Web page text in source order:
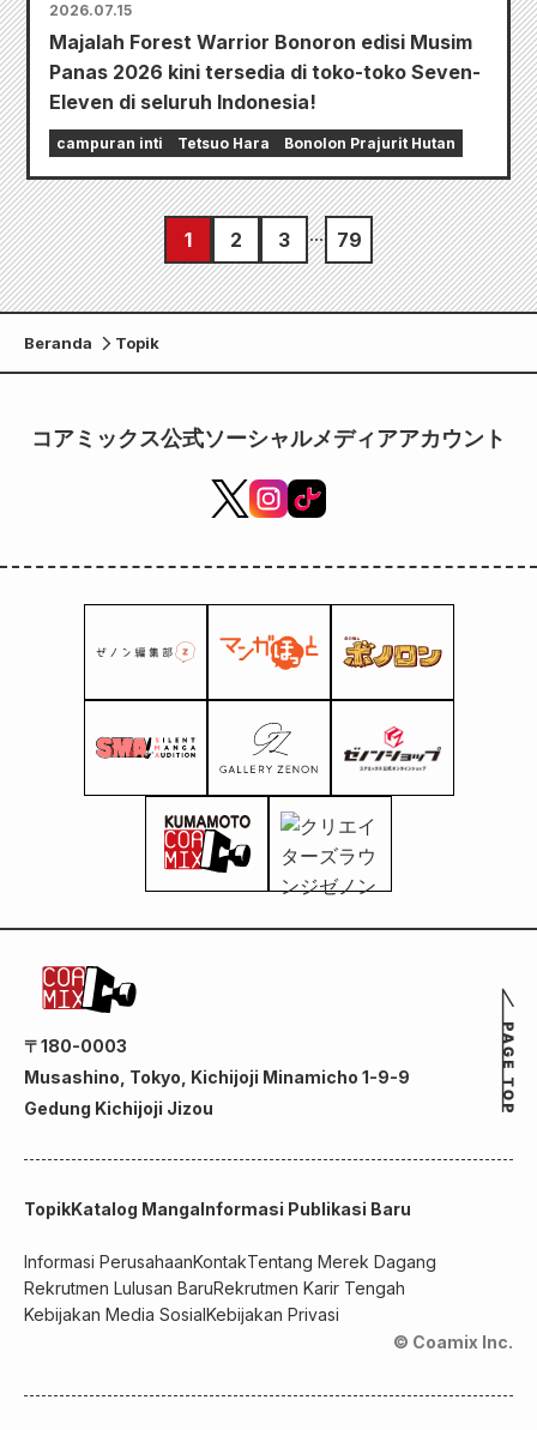
2026.07.15
Majalah Forest Warrior Bonoron edisi Musim
Panas 2026 kini tersedia di toko-toko Seven-
Eleven di seluruh Indonesia!
campuran inti Tetsuo Hara Bonolon Prajurit Hutan
1 2 3 79
Beranda Topik
コアミックス公式ソーシャルメディアアカウント
〒180-0003
Musashino, Tokyo, Kichijoji Minamicho 1-9-9
Gedung Kichijoji Jizou
TopikKatalog MangaInformasi Publikasi Baru
Informasi PerusahaanKontakTentang Merek Dagang
Rekrutmen Lulusan BaruRekrutmen Karir Tengah
Kebijakan Media SosialKebijakan Privasi
© Coamix Inc.